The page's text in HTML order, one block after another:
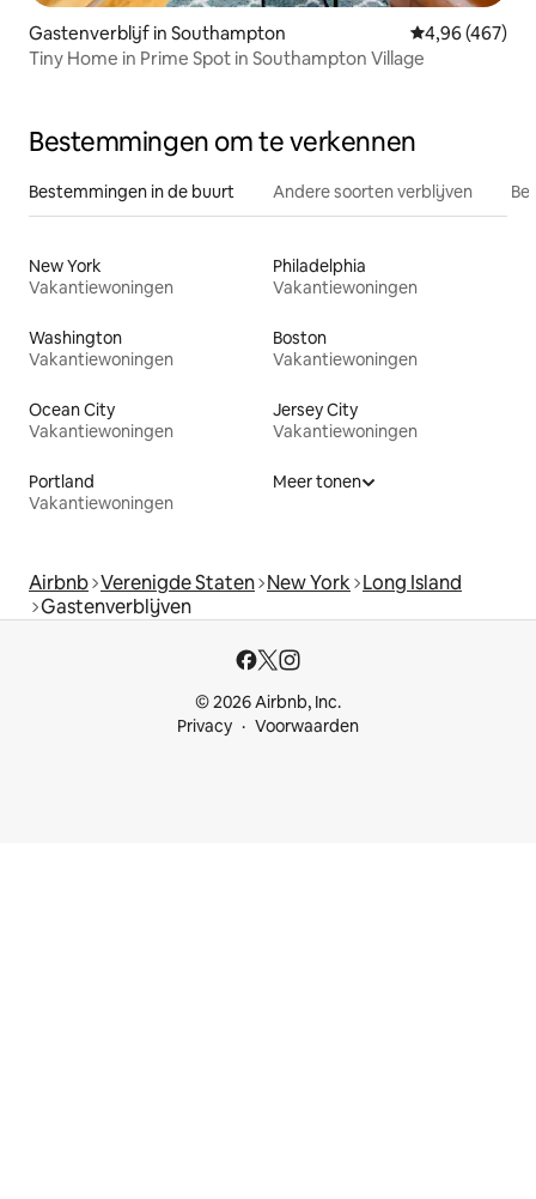
Gastenverblijf in Southampton Gemiddelde
4,96 (467)
Tiny Home in Prime Spot in Southampton Village
Bestemmingen om te verkennen
Bestemmingen in de buurt Andere soorten verblijven
New York
Vakantiewoningen
Philadelphia
Vakantiewoningen
Washington
Vakantiewoningen
Boston
Vakantiewoningen
Ocean City
Vakantiewoningen
Jersey City
Vakantiewoningen
Portland
Vakantiewoningen
Meer tonen
Airbnb Verenigde Staten New York Long Island
Gastenverblijven
© 2026 Airbnb, Inc.
Privacy
Voorwaarden